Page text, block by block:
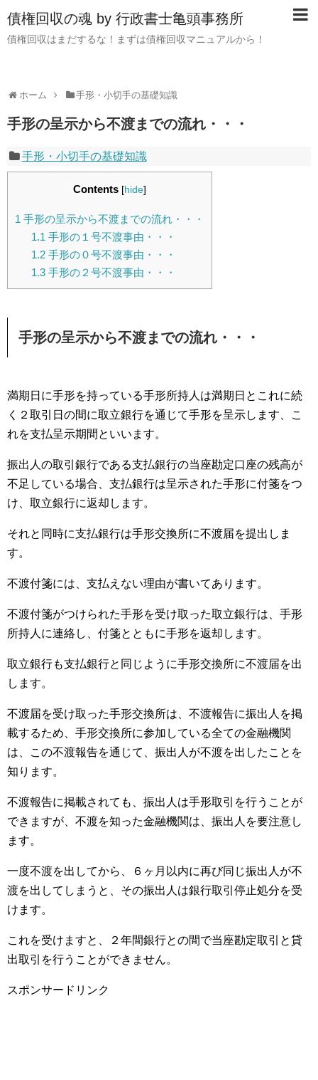
債権回収の魂 by 行政書士亀頭事務所
債権回収はまだするな！まずは債権回収マニュアルから！
ホーム 手形・小切手の基礎知識
手形の呈示から不渡までの流れ・・・
手形・小切手の基礎知識
Contents [hide]
1 手形の呈示から不渡までの流れ・・・
1.1 手形の１号不渡事由・・・
1.2手形の０号不渡事由・・・
1.3手形の２号不渡事由・・・
手形の呈示から不渡までの流れ・・・
満期日に手形を持っている手形所持人は満期日とこれに続
く２取引日の間に取立銀行を通じて手形を呈示します、こ
れを支払呈示期間といいます。
振出人の取引銀行である支払銀行の当座勘定口座の残高が
不足している場合、支払銀行は呈示された手形に付箋をつ
け、取立銀行に返却します。
それと同時に支払銀行は手形交換所に不渡届を提出しま
す。
不渡付箋には、支払えない理由が書いてあります。
不渡付箋がつけられた手形を受け取った取立銀行は、手形
所持人に連絡し、付箋とともに手形を返却します。
取立銀行も支払銀行と同じように手形交換所に不渡届を出
します。
不渡届を受け取った手形交換所は、不渡報告に振出人を掲
載するため、手形交換所に参加している全ての金融機関
は、この不渡報告を通じて、振出人が不渡を出したことを
知ります。
不渡報告に掲載されても、振出人は手形取引を行うことが
できますが、不渡を知った金融機関は、振出人を要注意し
ます。
一度不渡を出してから、６ヶ月以内に再び同じ振出人が不
渡を出してしまうと、その振出人は銀行取引停止処分を受
けます。
これを受けますと、２年間銀行との間で当座勘定取引と貸
出取引を行うことができません。
スポンサードリンク